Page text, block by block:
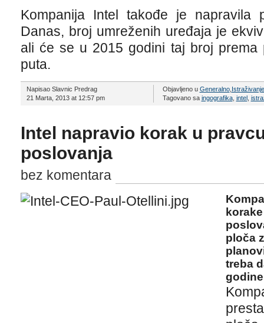
Kompanija Intel takođe je napravila
Danas, broj umreženih uređaja je
ali će se u 2015 godini taj broj prema
puta.
Napisao Slavnic Predrag
21 Marta, 2013 at 12:57 pm
Objavljeno u Generalno, Istraživanje
Tagovano sa ingografika, intel,
Intel napravio korak u
poslovanja
bez komentara
ploča
treba